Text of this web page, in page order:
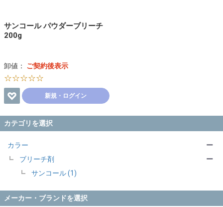
カテゴリを選択
カラー
ブリーチ剤
サンコール (1)
ー
ー
メーカー・ブランドを選択
サンコール パウダーブリーチ
200g
卸値： ご契約後表示
☆☆☆☆☆
新規・ログイン